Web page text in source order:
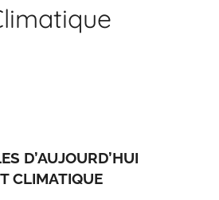
D’AUJOURD’HUI
CLIMATIQUE